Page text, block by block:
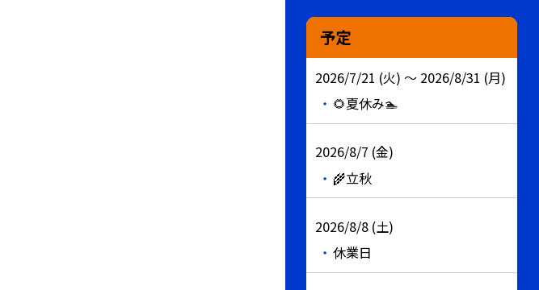
予定
2026/7/21 (火) ～ 2026/8/31 (月)
🌻夏休み🏊
2026/8/7 (金)
🌾立秋
2026/8/8 (土)
休業日